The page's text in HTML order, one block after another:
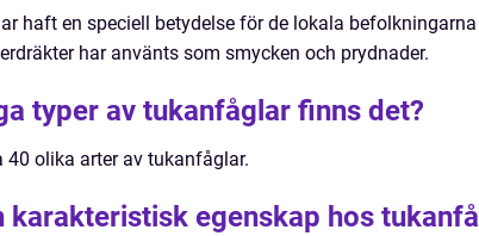
haft en speciell betydelse för de lokala
har använts som smycken och prydnader.
typer av tukanfåglar finns det?
40 olika arter av tukanfåglar.
karakteristisk egenskap hos